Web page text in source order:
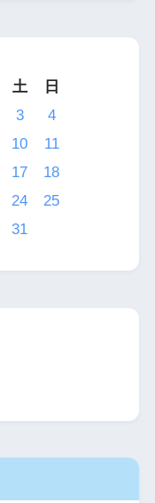
土
日
3
4
10
11
17
18
24
25
31